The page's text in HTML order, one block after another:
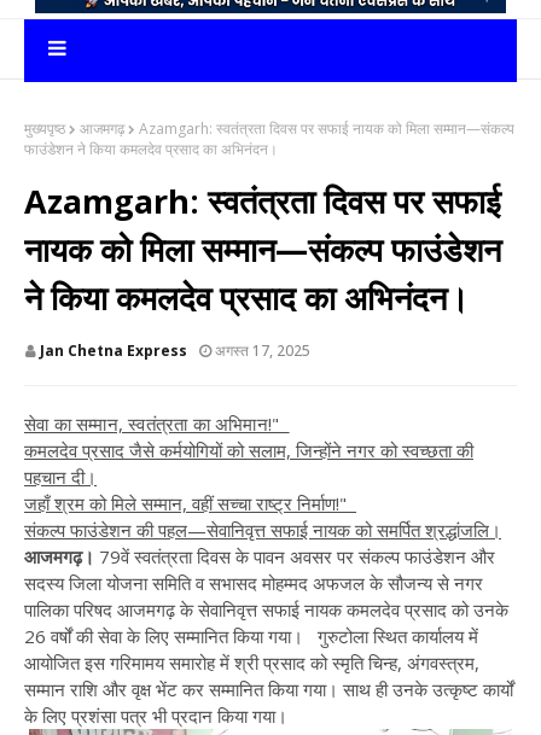
मुख्यपृष्ठ आजमगढ़
Azamgarh: स्वतंत्रता दिवस पर सफाई नायक को मिला सम्मान—संकल्प
फाउंडेशन ने किया कमलदेव प्रसाद का अभिनंदन।
Azamgarh: स्वतंत्रता दिवस पर सफाई
नायक को मिला सम्मान—संकल्प फाउंडेशन
ने किया कमलदेव प्रसाद का अभिनंदन।
Jan Chetna Express अगस्त 17, 2025
सेवा का सम्मान, स्वतंत्रता का अभिमान!"
कमलदेव प्रसाद जैसे कर्मयोगियों को सलाम, जिन्होंने नगर को स्वच्छता की
पहचान दी।
जहाँ श्रम को मिले सम्मान, वहीं सच्चा राष्ट्र निर्माण!"
संकल्प फाउंडेशन की पहल—सेवानिवृत्त सफाई नायक को समर्पित श्रद्धांजलि।
आजमगढ़। 79वें स्वतंत्रता दिवस के पावन अवसर पर संकल्प फाउंडेशन और
सदस्य जिला योजना समिति व सभासद मोहम्मद अफजल के सौजन्य से नगर
पालिका परिषद आजमगढ़ के सेवानिवृत्त सफाई नायक कमलदेव प्रसाद को उनके
26 वर्षों की सेवा के लिए सम्मानित किया गया।गुरुटोला स्थित कार्यालय में
आयोजित इस गरिमामय समारोह में श्री प्रसाद को स्मृति चिन्ह, अंगवस्त्रम,
सम्मान राशि और वृक्ष भेंट कर सम्मानित किया गया। साथ ही उनके उत्कृष्ट कार्यों
के लिए प्रशंसा पत्र भी प्रदान किया गया।